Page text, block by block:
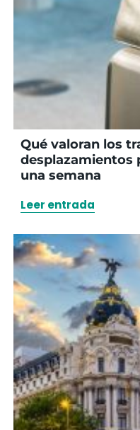
Qué valoran los
desplazamientos
una semana
Leer entrada